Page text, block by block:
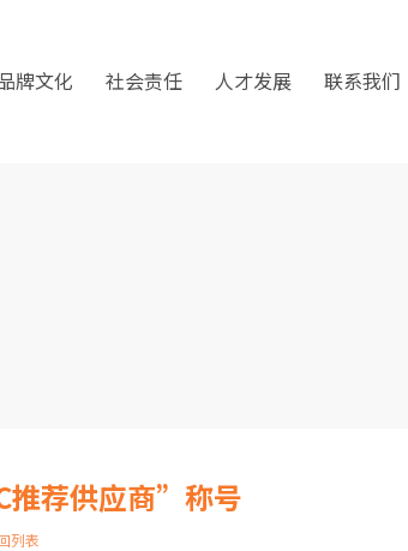
牌文化 社会责任 人才发展 联系我们
推荐供应商”称号
列表